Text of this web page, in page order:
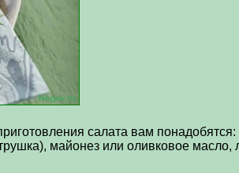
салата вам понадобятся:
майонез или оливковое масло,